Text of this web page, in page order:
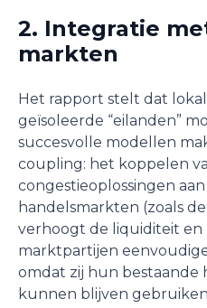
2. Integratie
markten
Het rapport stelt dat
geïsoleerde “eilanden”
succesvolle modellen
coupling: het koppelen
congestieoplossingen
handelsmarkten (zoals
verhoogt de liquiditeit en
marktpartijen
omdat zij hun bestaande
kunnen blijven